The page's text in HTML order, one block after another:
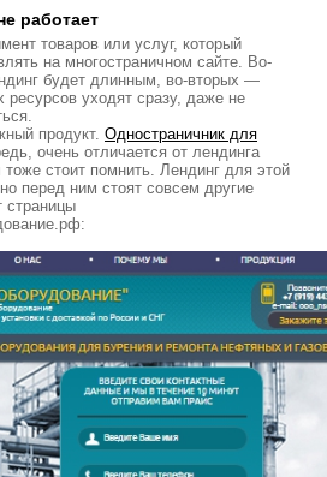
работает
товаров или услуг, который
на многостраничном сайте. Во-
будет длинным, во-вторых —
уходят сразу, даже не
продукт. Одностраничник для
очень отличается от лендинга
стоит помнить. Лендинг для этой
перед ним стоят совсем другие
страницы